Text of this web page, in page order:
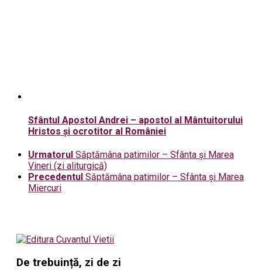
Sfântul Apostol Andrei – apostol al Mântuitorului
Hristos și ocrotitor al României
Urmatorul Săptămâna patimilor – Sfânta și Marea
Vineri (zi aliturgică)
Precedentul Săptămâna patimilor – Sfânta și Marea
Miercuri
De trebuință, zi de zi